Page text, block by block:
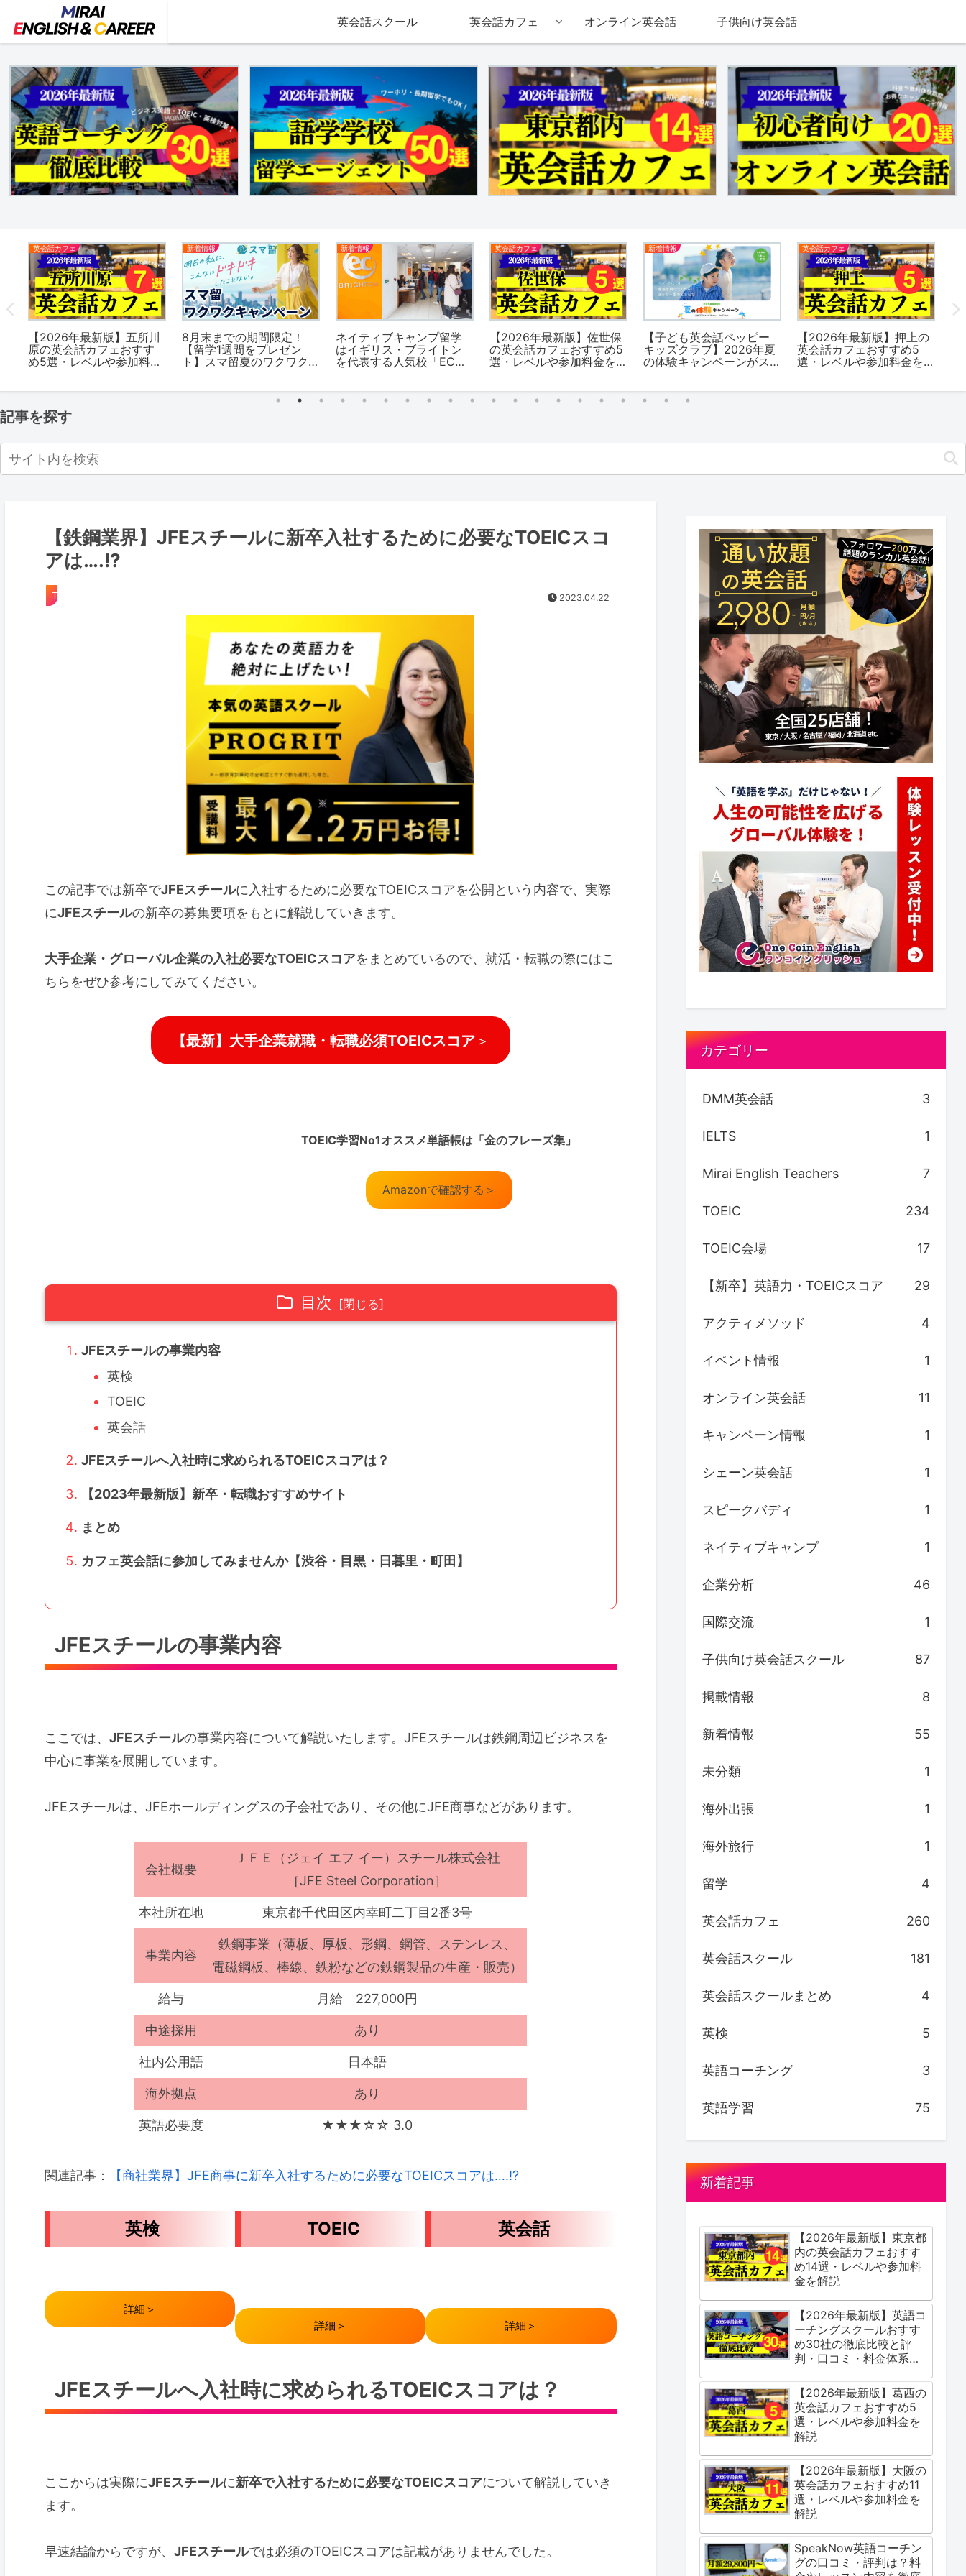
英会話スクール 英会話カフェ オンライン英会話 子供向け英会話
英会話カフェ
【2026年最新版】五所川
原の英会話カフェおすす
め5選・レベルや参加料金
新着情報
8月末までの期間限定！
【留学1週間をプレゼン
ト】スマ留夏のワクワク
新着情報
ネイティブキャンプ留学
はイギリス・ブライトン
を代表する人気校「EC
英会話カフェ
【2026年最新版】佐世保
の英会話カフェおすすめ5
選・レベルや参加料金を
新着情報
【子ども英会話ペッピー
キッズクラブ】2026年夏
の体験キャンペーンがス
英会話カフェ
【2026年最新版】押上の
英会話カフェおすすめ5
選・レベルや参加料金を
記事を探す
【鉄鋼業界】JFEスチールに新卒入社するために必要なTOEICスコ
アは….!?
TOEIC 2023.04.22
この記事では新卒でJFEスチールに入社するために必要なTOEICスコアを公開という内容で、実際
にJFEスチールの新卒の募集要項をもとに解説していきます。
大手企業・グローバル企業の入社必要なTOEICスコアをまとめているので、就活・転職の際にはこ
ちらをぜひ参考にしてみてください。
【最新】大手企業就職・転職必須TOEICスコア＞
TOEIC学習No1オススメ単語帳は「金のフレーズ集」
Amazonで確認する＞
目次
JFEスチールの事業内容
英検
TOEIC
英会話
JFEスチールへ入社時に求められるTOEICスコアは？
【2023年最新版】新卒・転職おすすめサイト
まとめ
カフェ英会話に参加してみませんか【渋谷・目黒・日暮里・町田】
JFEスチールの事業内容
ここでは、 JFEスチールの事業内容について解説いたします。JFEスチールは鉄鋼周辺ビジネスを
中心に事業を展開しています。
JFEスチールは、JFEホールディングスの子会社であり、その他にJFE商事などがあります。
会社概要
ＪＦＥ（ジェイ エフ イー）スチール株式会社
［JFE Steel Corporation］
本社所在地 東京都千代田区内幸町二丁目2番3号
事業内容
鉄鋼事業（薄板、厚板、形鋼、鋼管、ステンレス、
電磁鋼板、棒線、鉄粉などの鉄鋼製品の生産・販売）
給与 月給 227,000円
中途採用 あり
社内公用語 日本語
海外拠点 あり
英語必要度 ★★★☆☆ 3.0
関連記事： 【商社業界】JFE商事に新卒入社するために必要なTOEICスコアは….!?
英検
詳細＞
TOEIC
詳細＞
英会話
詳細＞
JFEスチールへ入社時に求められるTOEICスコアは？
ここからは実際にJFEスチールに新卒で入社するために必要なTOEICスコアについて解説していき
ます。
早速結論からですが、 JFEスチールでは必須のTOEICスコアは記載がありませんでした。
カテゴリー
DMM英会話 3
IELTS 1
Mirai English Teachers 7
TOEIC 234
TOEIC会場 17
【新卒】英語力・TOEICスコア 29
アクティメソッド 4
イベント情報 1
オンライン英会話 11
キャンペーン情報 1
シェーン英会話 1
スピークバディ 1
ネイティブキャンプ 1
企業分析 46
国際交流 1
子供向け英会話スクール 87
掲載情報 8
新着情報 55
未分類 1
海外出張 1
海外旅行 1
留学 4
英会話カフェ 260
英会話スクール 181
英会話スクールまとめ 4
英検 5
英語コーチング 3
英語学習 75
新着記事
【2026年最新版】東京都
内の英会話カフェおすす
め14選・レベルや参加料
金を解説
【2026年最新版】英語コ
ーチングスクールおすす
め30社の徹底比較と評
判・口コミ・料金体系を
【2026年最新版】葛西の
英会話カフェおすすめ5
選・レベルや参加料金を
解説
【2026年最新版】大阪の
英会話カフェおすすめ11
選・レベルや参加料金を
解説
SpeakNow英語コーチン
グの口コミ・評判は？料